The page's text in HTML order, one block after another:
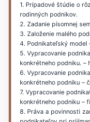
1. Prípadové štúdie o
rodinných podnikov.
2. Zadanie písomnej
3. Založenie malého
4. Podnikateľský model
5. Vypracovanie
konkrétneho podniku. –
6. Vypracovanie
konkrétneho podniku –
7. Vypracovanie
konkrétneho podniku –
8. Práva a povinnosti